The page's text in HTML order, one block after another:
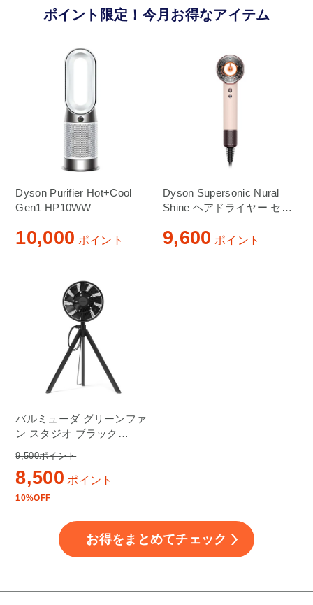
ポイント限定！今月お得なアイテム
Dyson Purifier Hot+Cool
Gen1 HP10WW
10,000 ポイント
Dyson Supersonic Nural
Shine ヘアドライヤー セラ
9,600 ポイント
バルミューダ グリーンファ
ン スタジオ ブラック
9,500ポイント
8,500 ポイント
10%OFF
お得をまとめてチェック